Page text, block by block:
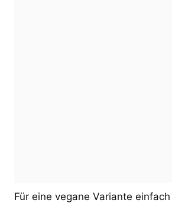
Für eine vegane Variante